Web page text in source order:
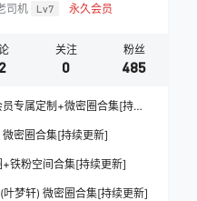
司机 Lv7 永久会员
关注
0
粉丝
485
专属定制+微密圈合集[持续
密圈合集[持续更新]
+铁粉空间合集[持续更新]
叶梦轩) 微密圈合集[持续更新]